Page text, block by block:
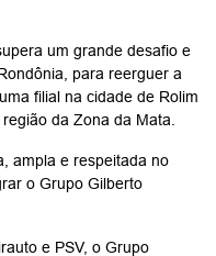
um grande desafio e
para reerguer a
filial na cidade de Rolim
da Zona da Mata.
ampla e respeitada no
o Grupo Gilberto
e PSV, o Grupo